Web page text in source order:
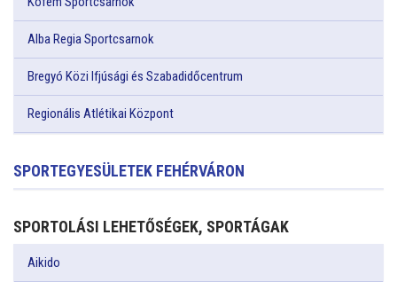
Alba Regia Sportcsarnok
Bregyó Közi Ifjúsági és Szabadidőcentrum
Regionális Atlétikai Központ
SPORTEGYESÜLETEK FEHÉRVÁRON
SPORTOLÁSI LEHETŐSÉGEK, SPORTÁGAK
Aikido